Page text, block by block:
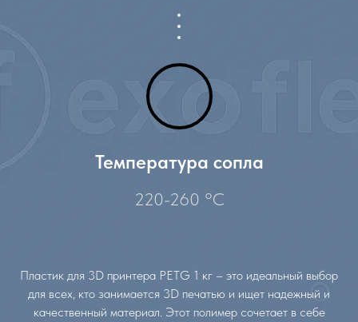
Температура сопла
220-260 °C
Пластик для 3D принтера PETG 1 кг – это идеальный выбор
для всех, кто занимается 3D печатью и ищет надежный и
качественный материал. Этот полимер сочетает в себе